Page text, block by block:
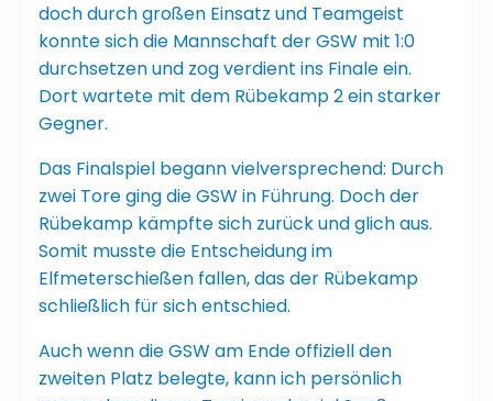
doch durch großen Einsatz und Teamgeist
konnte sich die Mannschaft der GSW mit 1:0
durchsetzen und zog verdient ins Finale ein.
Dort wartete mit dem Rübekamp 2 ein starker
Gegner.
Das Finalspiel begann vielversprechend: Durch
zwei Tore ging die GSW in Führung. Doch der
Rübekamp kämpfte sich zurück und glich aus.
Somit musste die Entscheidung im
Elfmeterschießen fallen, das der Rübekamp
schließlich für sich entschied.
Auch wenn die GSW am Ende offiziell den
zweiten Platz belegte, kann ich persönlich